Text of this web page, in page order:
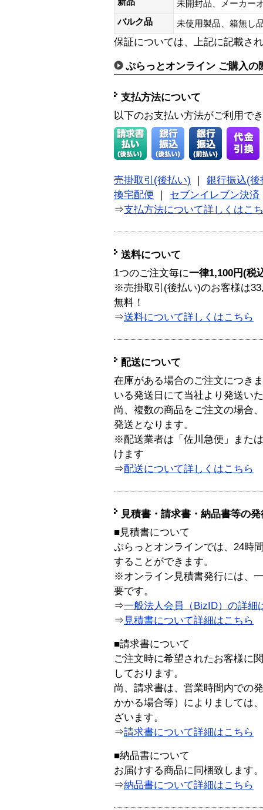
未開封品、メーカー
バルク品
未使用製品、箱無
保証については、上記に記載さ
ぷらっとオンライン ご購入の
支払方法について
以下のお支払い方法がご利用で
売掛取引(後払い)
銀行振込(後
換宅配便
セブンイレブン決済
⇒支払方法について詳しくはこ
送料について
1つのご注文毎に一律1,100円(税
※売掛取引(後払い)のお客様は
無料！
⇒送料について詳しくはこちら
配送について
在庫がある場合のご注文につき
いる発送日にて当社より発送い
尚、複数の商品をご注文の場合
発送となります。
※配送業者は「佐川急便」また
けます
⇒配送について詳しくはこちら
見積書・請求書・納品書等の
■見積書について
ぷらっとオンラインでは、24時
することができます。
※オンライン見積書発行には、
要です。
⇒一般法人会員（BizID）の詳細
⇒ 見積書について詳細はこちら
■請求書について
ご注文時に希望されたお客様に
しております。
尚、請求書は、営業時間内での
かかる場合等）によりましては
ざいます。
⇒請求書について詳細はこちら
■納品書について
お届けする商品に同梱致します。
⇒納品書について詳細はこちら